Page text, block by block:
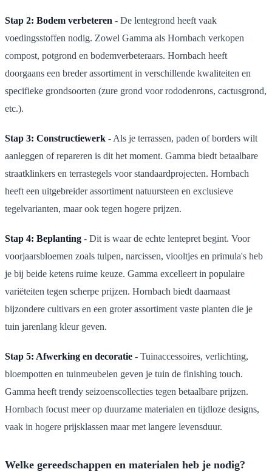
Stap 2: Bodem verbeteren - De lentegrond heeft vaak
voedingsstoffen nodig. Zowel Gamma als Hornbach verkopen
compost, potgrond en bodemverbeteraars. Hornbach heeft
doorgaans een breder assortiment in verschillende kwaliteiten en
specifieke grondsoorten (zure grond voor rododenrons, cactusgrond,
etc.).
Stap 3: Constructiewerk - Als je terrassen, paden of borders wilt
aanleggen of repareren is dit het moment. Gamma biedt betaalbare
straatklinkers en terrastegels voor standaardprojecten. Hornbach
heeft een uitgebreider assortiment natuursteen en exclusieve
tegelvarianten, maar ook tegen hogere prijzen.
Stap 4: Beplanting - Dit is waar de echte lentepret begint. Voor
voorjaarsbloemen zoals tulpen, narcissen, viooltjes en primula's heb
je bij beide ketens ruime keuze. Gamma excelleert in populaire
variëteiten tegen scherpe prijzen. Hornbach biedt daarnaast
bijzondere cultivars en een groter assortiment vaste planten die je
tuin jarenlang kleur geven.
Stap 5: Afwerking en decoratie - Tuinaccessoires, verlichting,
bloempotten en tuinmeubelen geven je tuin de finishing touch.
Gamma heeft trendy seizoenscollecties tegen betaalbare prijzen.
Hornbach focust meer op duurzame materialen en tijdloze designs,
vaak in hogere prijsklassen maar met langere levensduur.
Welke gereedschappen en materialen heb je nodig?